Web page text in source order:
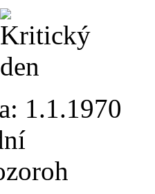
1.1.1970